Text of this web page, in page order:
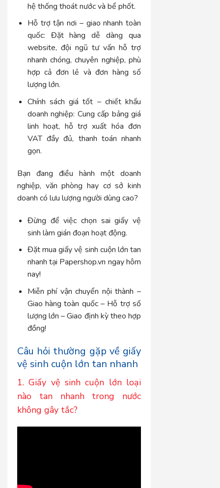
hệ thống thoát nước và bể phốt.
Hỗ trợ tận nơi – giao nhanh toàn
quốc: Đặt hàng dễ dàng qua
website, đội ngũ tư vấn hỗ trợ
nhanh chóng, chuyên nghiệp, phù
hợp cả đơn lẻ và đơn hàng số
lượng lớn.
Chính sách giá tốt – chiết khấu
doanh nghiệp: Cung cấp bảng giá
linh hoạt, hỗ trợ xuất hóa đơn
VAT đầy đủ, thanh toán nhanh
gọn.
Bạn đang điều hành một doanh
nghiệp, văn phòng hay cơ sở kinh
doanh có lưu lượng người dùng cao?
Đừng để việc chọn sai giấy vệ
sinh làm gián đoạn hoạt động.
Đặt mua giấy vệ sinh cuộn lớn tan
nhanh tại Papershop.vn ngay hôm
nay!
Miễn phí vận chuyển nội thành –
Giao hàng toàn quốc – Hỗ trợ số
lượng lớn – Giao định kỳ theo hợp
đồng!
Câu hỏi thường gặp về giấy
vệ sinh cuộn lớn tan nhanh
1. Giấy vệ sinh cuộn lớn loại
nào tan nhanh trong nước
không gây tắc?